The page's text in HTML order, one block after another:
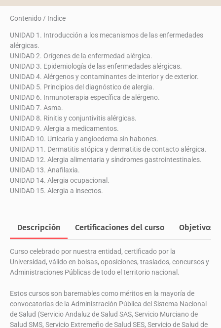
Contenido / Indice
UNIDAD 1. Introducción a los mecanismos de las enfermedades
alérgicas.
UNIDAD 2. Orígenes de la enfermedad alérgica.
UNIDAD 3. Epidemiología de las enfermedades alérgicas.
UNIDAD 4. Alérgenos y contaminantes de interior y de exterior.
UNIDAD 5. Principios del diagnóstico de alergia.
UNIDAD 6. Inmunoterapia específica de alérgeno.
UNIDAD 7. Asma.
UNIDAD 8. Rinitis y conjuntivitis alérgicas.
UNIDAD 9. Alergia a medicamentos.
UNIDAD 10. Urticaria y angioedema sin habones.
UNIDAD 11. Dermatitis atópica y dermatitis de contacto alérgica.
UNIDAD 12. Alergia alimentaria y síndromes gastrointestinales.
UNIDAD 13. Anafilaxia.
UNIDAD 14. Alergia ocupacional.
UNIDAD 15. Alergia a insectos.
Descripción Certificaciones del curso Objetivos
Curso celebrado por nuestra entidad, certificado por la
Universidad, válido en bolsas, oposiciones, traslados, concursos y
Administraciones Públicas de todo el territorio nacional.
Estos cursos son baremables como méritos en la mayoría de
convocatorias de la Administración Pública del Sistema Nacional
de Salud (Servicio Andaluz de Salud SAS, Servicio Murciano de
Salud SMS, Servicio Extremeño de Salud SES, Servicio de Salud de